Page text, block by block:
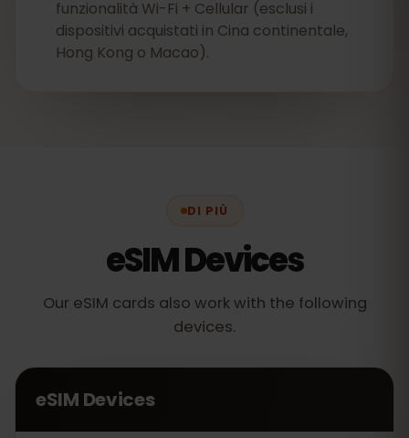
funzionalità Wi-Fi + Cellular (esclusi i
dispositivi acquistati in Cina continentale,
Hong Kong o Macao).
DI PIÙ
eSIM Devices
Our eSIM cards also work with the following
devices.
eSIM Devices